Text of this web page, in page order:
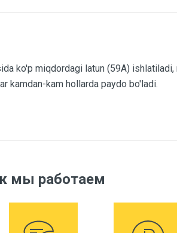
ko'p miqdordagi latun (59A)
kamdan-kam hollarda paydo bo'ladi.
мы работаем